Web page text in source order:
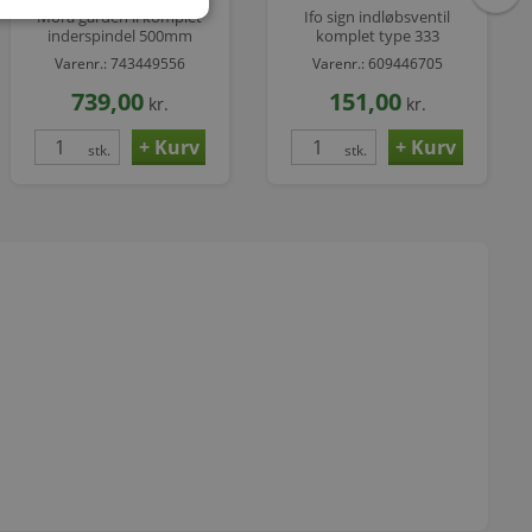
Mora garden ll komplet
inderspindel 500mm
(totallængde 580mm)
t/Mora garden ii vvs nr.
743455555
Varenr.: 743449556
739,00 kr.
stk.
Ifo sign indløbsventil
komplet type 333
Varenr.: 609446705
151,00 kr.
stk.